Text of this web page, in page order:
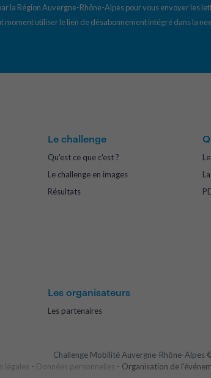
la Région Auvergne-Rhône-Alpes pour vous envoyer les
moment utiliser le lien de désabonnement intégré dans la
Le challenge
Qu'est ce que c'est ?
Le challenge en images
Résultats
Les organisateurs
Les partenaires
Challenge Mobilité Auvergne-Rhône-
légales - Données personnelles - Organisation de